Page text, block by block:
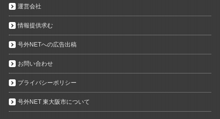
運営会社
情報提供求む
号外NETへの広告出稿
お問い合わせ
プライバシーポリシー
号外NET 東大阪市について